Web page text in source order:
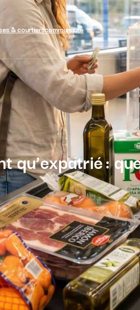
& courtierscommunauté
qu’expatrié :